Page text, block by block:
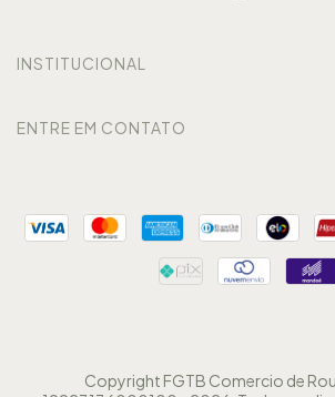
INSTITUCIONAL
ENTRE EM CONTATO
Copyright FGTB Comercio de